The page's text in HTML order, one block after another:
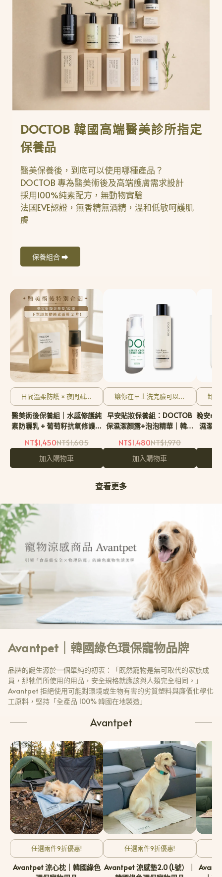
DOCTOB 韓國高端醫美診所指定
保養品
醫美保養後，到底可以使用哪種產品？
DOCTOB 專為醫美術後及高端護膚需求設計
採用100%純素配方，無動物實驗
法國EVE認證，無香精無酒精，溫和低敏呵護肌
膚
保養組合 ⮕
日間溫柔防護 × 夜間賦活
修護
醫美術後保養組｜水感修護純
素防曬乳 + 葡萄籽抗氧修護面
NT$1,450NT$1,605
加入購物車
讓你在早上洗完臉可以快
速補水修護
早安貼妝保養組：DOCTOB
保濕潔顏露+泡泡精華｜韓國
NT$1,480NT$1,970
加入購物車
卸
晚安
濕潔
查看更多
Avantpet｜韓國綠色環保寵物品牌
品牌的誕生源於一個單純的初衷：「既然寵物是無可取代的家族成
員，那牠們所使用的用品，安全規格就應該與人類完全相同。」
Avantpet 拒絕使用可能對環境或生物有害的劣質塑料與廉價化學化
工原料，堅持「全產品 100% 韓國在地製造」
Avantpet
任選兩件9折優惠!
Avantpet 涼心枕｜韓國綠色
任選兩件9折優惠!
Avantpet 涼感墊2.0 (L號）｜